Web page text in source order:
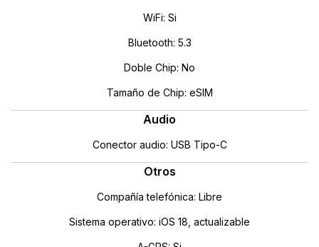
WiFi: Si
Bluetooth: 5.3
Doble Chip: No
Tamaño de Chip: eSIM
Audio
Conector audio: USB Tipo-C
Otros
Compañía telefónica: Libre
Sistema operativo: iOS 18, actualizable